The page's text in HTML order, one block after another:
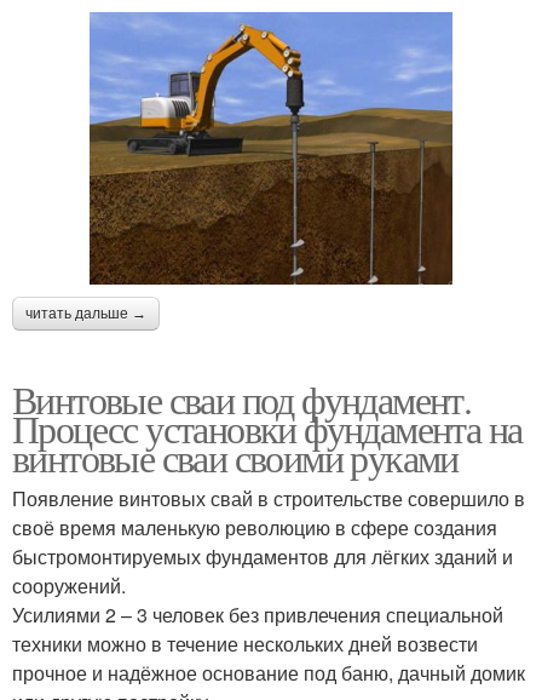
читать дальше →
Винтовые сваи под фундамент.
Процесс установки фундамента на
винтовые сваи своими руками
Появление винтовых свай в строительстве совершило в
своё время маленькую революцию в сфере создания
быстромонтируемых фундаментов для лёгких зданий и
сооружений.
Усилиями 2 – 3 человек без привлечения специальной
техники можно в течение нескольких дней возвести
прочное и надёжное основание под баню, дачный домик